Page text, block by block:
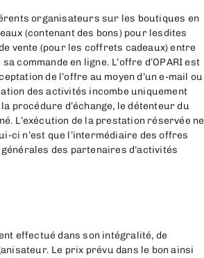
organisateurs sur les boutiques en
(contenant des bons) pour lesdites
vente (pour les coffrets cadeaux) entre
commande en ligne. L’offre d’OPARI est
de l’offre au moyen d’un e-mail ou
des activités incombe uniquement
procédure d’échange, le détenteur du
L’exécution de la prestation réservée ne
ci n’est que l’intermédiaire des offres
des partenaires d’activités
effectué dans son intégralité, de
Le prix prévu dans le bon ainsi